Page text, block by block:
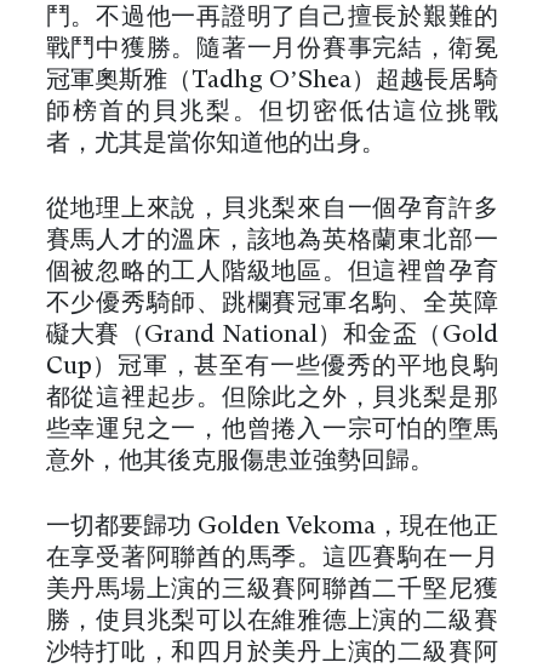
鬥。不過他一再證明了自己擅長於艱難的
戰鬥中獲勝。隨著一月份賽事完結，衛冕
冠軍奧斯雅（Tadhg O’Shea）超越長居騎
師榜首的貝兆梨。但切密低估這位挑戰
者，尤其是當你知道他的出身。
從地理上來說，貝兆梨來自一個孕育許多
賽馬人才的溫床，該地為英格蘭東北部一
個被忽略的工人階級地區。但這裡曾孕育
不少優秀騎師、跳欄賽冠軍名駒、全英障
礙大賽（Grand National）和金盃（Gold
Cup）冠軍，甚至有一些優秀的平地良駒
都從這裡起步。但除此之外，貝兆梨是那
些幸運兒之一，他曾捲入一宗可怕的墮馬
意外，他其後克服傷患並強勢回歸。
一切都要歸功 Golden Vekoma，現在他正
在享受著阿聯酋的馬季。這匹賽駒在一月
美丹馬場上演的三級賽阿聯酋二千堅尼獲
勝，使貝兆梨可以在維雅德上演的二級賽
沙特打吡，和四月於美丹上演的二級賽阿